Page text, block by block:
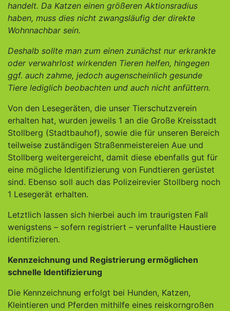
handelt. Da Katzen einen größeren Aktionsradius
haben, muss dies nicht zwangsläufig der direkte
Wohnnachbar sein.
Deshalb sollte man zum einen zunächst nur erkrankte
oder verwahrlost wirkenden Tieren helfen, hingegen
ggf. auch zahme, jedoch augenscheinlich gesunde
Tiere lediglich beobachten und auch nicht anfüttern.
Von den Lesegeräten, die unser Tierschutzverein
erhalten hat, wurden jeweils 1 an die Große Kreisstadt
Stollberg (Stadtbauhof), sowie die für unseren Bereich
teilweise zuständigen Straßenmeistereien Aue und
Stollberg weitergereicht, damit diese ebenfalls gut für
eine mögliche Identifizierung von Fundtieren gerüstet
sind. Ebenso soll auch das Polizeirevier Stollberg noch
1 Lesegerät erhalten.
Letztlich lassen sich hierbei auch im traurigsten Fall
wenigstens – sofern registriert – verunfallte Haustiere
identifizieren.
Kennzeichnung und Registrierung ermöglichen
schnelle Identifizierung
Die Kennzeichnung erfolgt bei Hunden, Katzen,
Kleintieren und Pferden mithilfe eines reiskorngroßen